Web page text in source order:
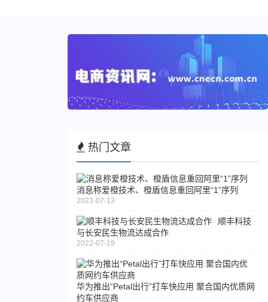
热门文章
消息称爱橙技术、橙盾信息重回阿里“1”序列
2023-07-13
顺丰科技
与长安民生物流达成合作
2022-07-19
华为推出“Petal出行”打车快应用 聚合国内优质网
约车供应商